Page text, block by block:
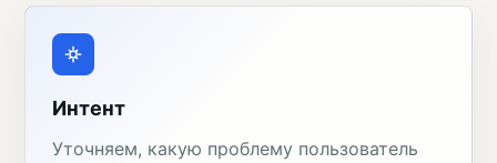
Интент
Уточняем, какую проблему пользователь